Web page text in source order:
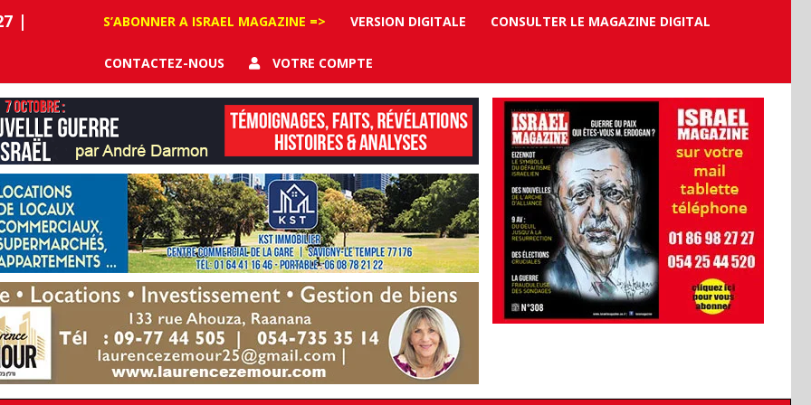
|
S’ABONNER A ISRAEL MAGAZINE => VERSION DIGITALE CONSULTER LE MAGAZINE DIGITAL
CONTACTEZ-NOUS VOTRE COMPTE